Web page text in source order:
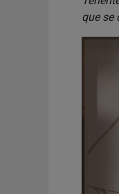
que se